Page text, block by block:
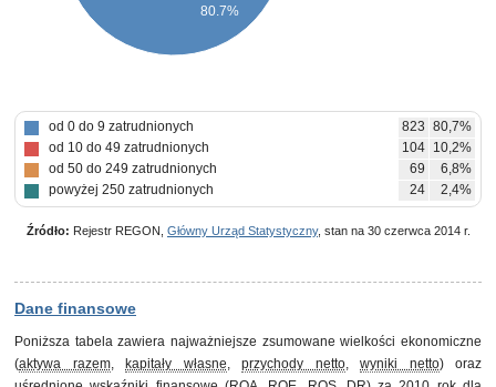
80.7%
od 0 do 9 zatrudnionych 823 80,7%
od 10 do 49 zatrudnionych
104 10,2%
od 50 do 249 zatrudnionych
69
6,8%
powyżej 250 zatrudnionych
24 2,4%
Źródło: Rejestr REGON, Główny Urząd Statystyczny, stan na 30 czerwca 2014 r.
Dane finansowe
Poniższa tabela zawiera najważniejsze zsumowane wielkości ekonomiczne
(aktywa razem, kapitały własne, przychody netto, wyniki netto) oraz